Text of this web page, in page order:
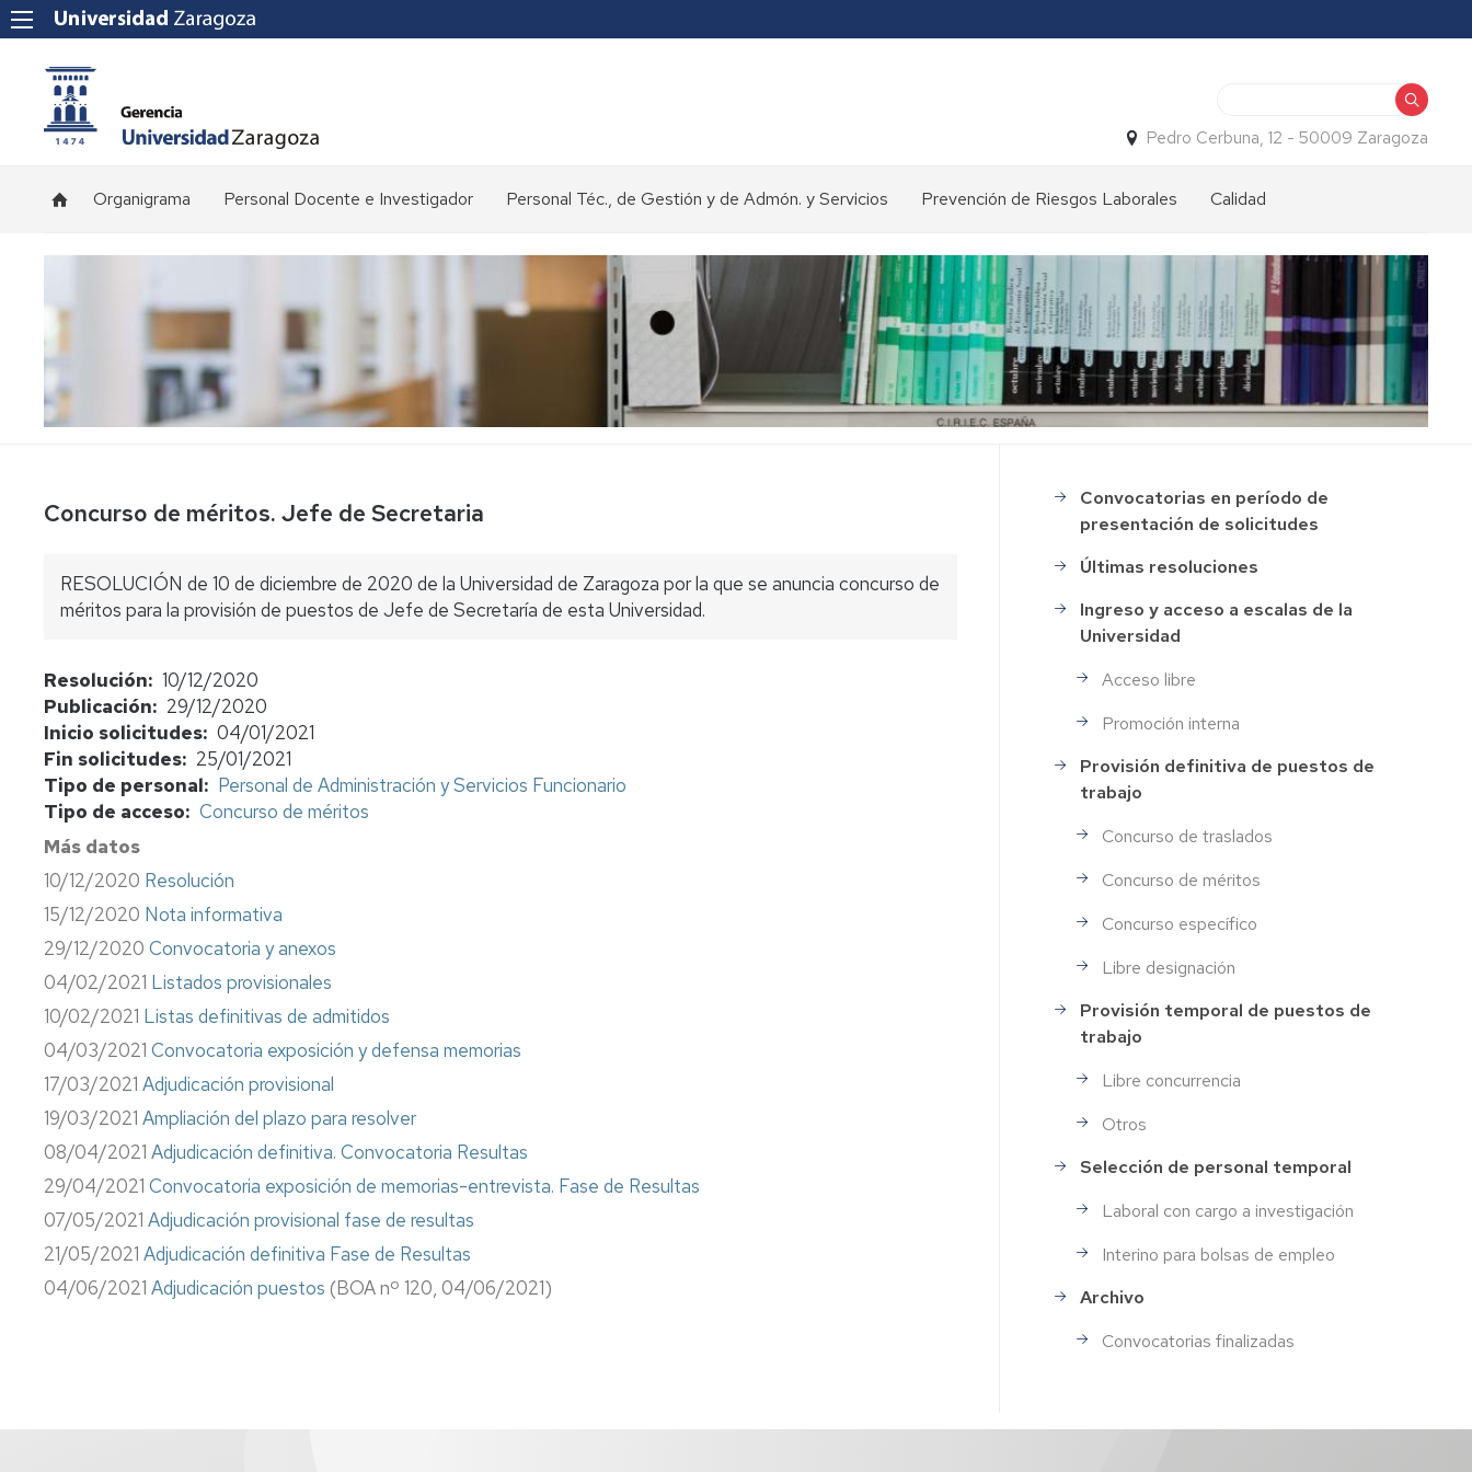
Pedro Cerbuna, 12 - 50009 Zaragoza
Organigrama Personal Docente e Investigador
de
concursos
Normativa
concursos
bolsas
de
sustitutos
y
procedimientos
Evaluación
del
profesorado
Jubilación
funcionarios
docentes
Información
sindical
Impresos
Calidad
Personal Téc., de Gestión y de Admón. y Servicios
oposiciones
espera
Evaluación
Calidad
Prevención de Riesgos Laborales Calidad
Concurso de méritos. Jefe de Secretaria
RESOLUCIÓN de 10 de diciembre de 2020 de la Universidad de Zaragoza por la que se anuncia concurso de
méritos para la provisión de puestos de Jefe de Secretaría de esta Universidad.
Resolución
10/12/2020
Publicación
29/12/2020
Inicio solicitudes 04/01/2021
Fin solicitudes
25/01/2021
Tipo de personal
Personal de Administración y Servicios Funcionario
Tipo de acceso
Concurso de méritos
Más datos
10/12/2020 Resolución
15/12/2020 Nota informativa
29/12/2020 Convocatoria y anexos
04/02/2021 Listados provisionales
10/02/2021 Listas definitivas de admitidos
04/03/2021 Convocatoria exposición y defensa memorias
17/03/2021 Adjudicación provisional
19/03/2021 Ampliación del plazo para resolver
08/04/2021 Adjudicación definitiva. Convocatoria Resultas
29/04/2021 Convocatoria exposición de memorias-entrevista. Fase de Resultas
07/05/2021 Adjudicación provisional fase de resultas
21/05/2021 Adjudicación definitiva Fase de Resultas
04/06/2021 Adjudicación puestos (BOA nº 120, 04/06/2021)
Selección
de
Personal
Convocatorias en período de
presentación de solicitudes
Últimas resoluciones
Ingreso y acceso a escalas de la
Universidad
Acceso libre
Promoción interna
Provisión definitiva de puestos de
trabajo
Concurso de traslados
Concurso de méritos
Concurso específico
Libre designación
Provisión temporal de puestos de
trabajo
Libre concurrencia
Otros
Selección de personal temporal
Laboral con cargo a investigación
Interino para bolsas de empleo
Archivo
Convocatorias finalizadas